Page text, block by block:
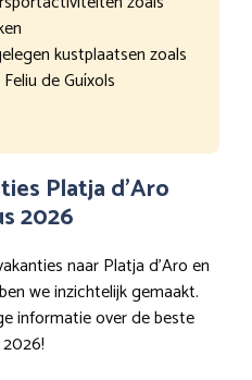
kustplaatsen zoals
de Guíxols
Platja d’Aro
2026
naar Platja d’Aro en
we inzichtelijk gemaakt.
informatie over de beste